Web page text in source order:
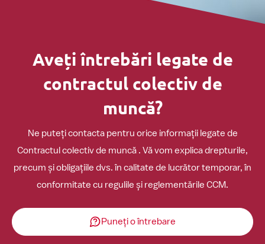
Aveți întrebări legate de
contractul colectiv de
muncă?
Ne puteți contacta pentru orice informații legate de
Contractul colectiv de muncă . Vă vom explica drepturile,
precum și obligațiile dvs. în calitate de lucrător temporar, în
conformitate cu regulile și reglementările CCM.
Puneți o întrebare